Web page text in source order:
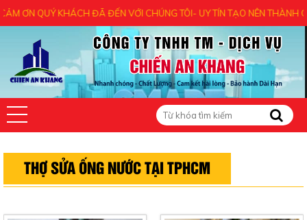
ƠN QUÝ KHÁCH ĐÃ ĐẾN VỚI CHÚNG TÔI- UY TÍN TẠO NÊN THÀNH
THỢ SỬA ỐNG NƯỚC TẠI TPHCM